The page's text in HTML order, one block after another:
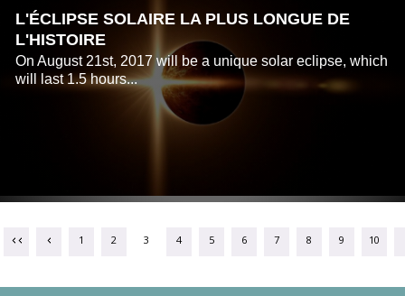
L'ÉCLIPSE SOLAIRE LA PLUS LONGUE DE
L'HISTOIRE
On August 21st, 2017 will be a unique solar eclipse, which
will last 1.5 hours...
1 2 3 4 5 6 7 8 9 10